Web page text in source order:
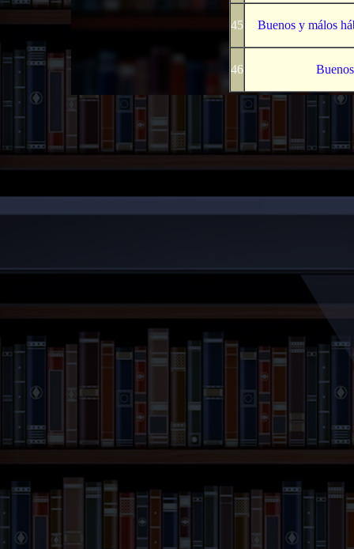
45 Buenos y málos
46